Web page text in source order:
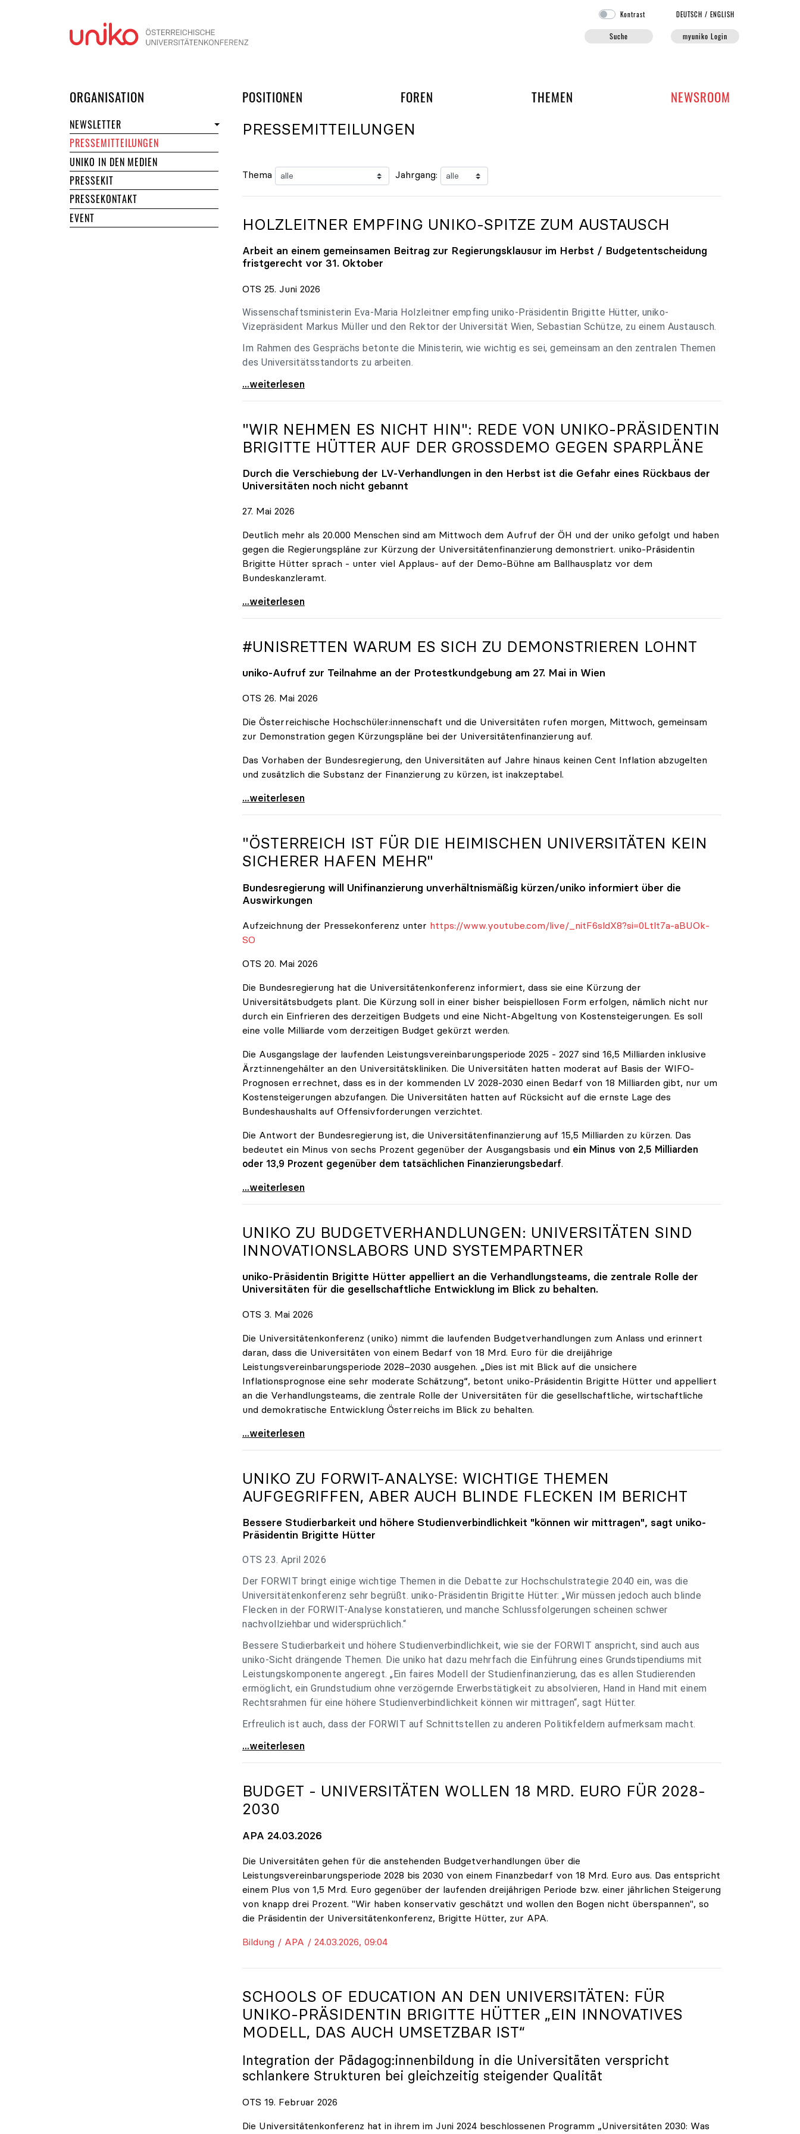
Kontrast DEUTSCH /ENGLISH
Suche myuniko Login
ORGANISATION POSITIONEN FOREN UND ARBEITSGRUPPEN DER UNIKO
THEMEN NEWSROOM
NEWSLETTER
PRESSEMITTEILUNGEN
UNIKO IN DEN MEDIEN
PRESSEKIT
PRESSEKONTAKT
EVENT
PRESSEMITTEILUNGEN
Thema Jahrgang:
HOLZLEITNER EMPFING UNIKO-SPITZE ZUM AUSTAUSCH
Arbeit an einem gemeinsamen Beitrag zur Regierungsklausur im Herbst / Budgetentscheidung
fristgerecht vor 31. Oktober
OTS 25. Juni 2026
Wissenschaftsministerin Eva-Maria Holzleitner empfing uniko-Präsidentin Brigitte Hütter, uniko-
Vizepräsident Markus Müller und den Rektor der Universität Wien, Sebastian Schütze, zu einem Austausch.
Im Rahmen des Gesprächs betonte die Ministerin, wie wichtig es sei, gemeinsam an den zentralen Themen
des Universitätsstandorts zu arbeiten.
Holzleitner empfing uniko-Spitze zum Austausch
...weiterlesen
"WIR NEHMEN ES NICHT HIN": REDE VON UNIKO-PRÄSIDENTIN
BRIGITTE HÜTTER AUF DER GROSSDEMO GEGEN SPARPLÄNE
Durch die Verschiebung der LV-Verhandlungen in den Herbst ist die Gefahr eines Rückbaus der
Universitäten noch nicht gebannt
27. Mai 2026
Deutlich mehr als 20.000 Menschen sind am Mittwoch dem Aufruf der ÖH und der uniko gefolgt und haben
gegen die Regierungspläne zur Kürzung der Universitätenfinanzierung demonstriert. uniko-Präsidentin
Brigitte Hütter sprach - unter viel Applaus- auf der Demo-Bühne am Ballhausplatz vor dem
Bundeskanzleramt.
\"Wir nehmen es nicht hin\": Rede von
...weiterlesen
#UNISRETTEN WARUM ES SICH ZU DEMONSTRIEREN LOHNT
uniko-Aufruf zur Teilnahme an der Protestkundgebung am 27. Mai in Wien
OTS 26. Mai 2026
Die Österreichische Hochschüler:innenschaft und die Universitäten rufen morgen, Mittwoch, gemeinsam
zur Demonstration gegen Kürzungspläne bei der Universitätenfinanzierung auf.
Das Vorhaben der Bundesregierung, den Universitäten auf Jahre hinaus keinen Cent Inflation abzugelten
und zusätzlich die Substanz der Finanzierung zu kürzen, ist inakzeptabel.
#UnisRetten Warum es sich zu demonstrieren lohnt
...weiterlesen
"ÖSTERREICH IST FÜR DIE HEIMISCHEN UNIVERSITÄTEN KEIN
SICHERER HAFEN MEHR"
Bundesregierung will Unifinanzierung unverhältnismäßig kürzen/uniko informiert über die
Auswirkungen
Aufzeichnung der Pressekonferenz unter https://www.youtube.com/live/_nitF6sldX8?si=0Ltlt7a-aBUOk-
SO
OTS 20. Mai 2026
Die Bundesregierung hat die Universitätenkonferenz informiert, dass sie eine Kürzung der
Universitätsbudgets plant. Die Kürzung soll in einer bisher beispiellosen Form erfolgen, nämlich nicht nur
durch ein Einfrieren des derzeitigen Budgets und eine Nicht-Abgeltung von Kostensteigerungen. Es soll
eine volle Milliarde vom derzeitigen Budget gekürzt werden.
Die Ausgangslage der laufenden Leistungsvereinbarungsperiode 2025 - 2027 sind 16,5 Milliarden inklusive
Ärzt:innengehälter an den Universitätskliniken. Die Universitäten hatten moderat auf Basis der WIFO-
Prognosen errechnet, dass es in der kommenden LV 2028-2030 einen Bedarf von 18 Milliarden gibt, nur um
Kostensteigerungen abzufangen. Die Universitäten hatten auf Rücksicht auf die ernste Lage des
Bundeshaushalts auf Offensivforderungen verzichtet.
Die Antwort der Bundesregierung ist, die Universitätenfinanzierung auf 15,5 Milliarden zu kürzen. Das
bedeutet ein Minus von sechs Prozent gegenüber der Ausgangsbasis und ein Minus von 2,5 Milliarden
oder 13,9 Prozent gegenüber dem tatsächlichen Finanzierungsbedarf.
\"Österreich ist für die heimischen Universitäten
...weiterlesen
UNIKO ZU BUDGETVERHANDLUNGEN: UNIVERSITÄTEN SIND
INNOVATIONSLABORS UND SYSTEMPARTNER
uniko-Präsidentin Brigitte Hütter appelliert an die Verhandlungsteams, die zentrale Rolle der
Universitäten für die gesellschaftliche Entwicklung im Blick zu behalten.
OTS 3. Mai 2026
Die Universitätenkonferenz (uniko) nimmt die laufenden Budgetverhandlungen zum Anlass und erinnert
daran, dass die Universitäten von einem Bedarf von 18 Mrd. Euro für die dreijährige
Leistungsvereinbarungsperiode 2028–2030 ausgehen. „Dies ist mit Blick auf die unsichere
Inflationsprognose eine sehr moderate Schätzung“, betont uniko-Präsidentin Brigitte Hütter und appelliert
an die Verhandlungsteams, die zentrale Rolle der Universitäten für die gesellschaftliche, wirtschaftliche
und demokratische Entwicklung Österreichs im Blick zu behalten.
uniko zu Budgetverhandlungen: Universitäten sind
...weiterlesen
UNIKO ZU FORWIT-ANALYSE: WICHTIGE THEMEN
AUFGEGRIFFEN, ABER AUCH BLINDE FLECKEN IM BERICHT
Bessere Studierbarkeit und höhere Studienverbindlichkeit "können wir mittragen", sagt uniko-
Präsidentin Brigitte Hütter
OTS 23. April 2026
Der FORWIT bringt einige wichtige Themen in die Debatte zur Hochschulstrategie 2040 ein, was die
Universitätenkonferenz sehr begrüßt. uniko-Präsidentin Brigitte Hütter: „Wir müssen jedoch auch blinde
Flecken in der FORWIT-Analyse konstatieren, und manche Schlussfolgerungen scheinen schwer
nachvollziehbar und widersprüchlich.“
Bessere Studierbarkeit und höhere Studienverbindlichkeit, wie sie der FORWIT anspricht, sind auch aus
uniko-Sicht drängende Themen. Die uniko hat dazu mehrfach die Einführung eines Grundstipendiums mit
Leistungskomponente angeregt. „Ein faires Modell der Studienfinanzierung, das es allen Studierenden
ermöglicht, ein Grundstudium ohne verzögernde Erwerbstätigkeit zu absolvieren, Hand in Hand mit einem
Rechtsrahmen für eine höhere Studienverbindlichkeit können wir mittragen“, sagt Hütter.
Erfreulich ist auch, dass der FORWIT auf Schnittstellen zu anderen Politikfeldern aufmerksam macht.
uniko zu FORWIT-Analyse: Wichtige Themen
...weiterlesen
BUDGET - UNIVERSITÄTEN WOLLEN 18 MRD. EURO FÜR 2028-
2030
APA 24.03.2026
Die Universitäten gehen für die anstehenden Budgetverhandlungen über die
Leistungsvereinbarungsperiode 2028 bis 2030 von einem Finanzbedarf von 18 Mrd. Euro aus. Das entspricht
einem Plus von 1,5 Mrd. Euro gegenüber der laufenden dreijährigen Periode bzw. einer jährlichen Steigerung
von knapp drei Prozent. "Wir haben konservativ geschätzt und wollen den Bogen nicht überspannen", so
die Präsidentin der Universitätenkonferenz, Brigitte Hütter, zur APA.
Bildung / APA / 24.03.2026, 09:04
SCHOOLS OF EDUCATION AN DEN UNIVERSITÄTEN: FÜR
UNIKO-PRÄSIDENTIN BRIGITTE HÜTTER „EIN INNOVATIVES
MODELL, DAS AUCH UMSETZBAR IST“
Integration der Pädagog:innenbildung in die Universitäten verspricht
schlankere Strukturen bei gleichzeitig steigender Qualität
OTS 19. Februar 2026
Die Universitätenkonferenz hat in ihrem im Juni 2024 beschlossenen Programm „Universitäten 2030: Was